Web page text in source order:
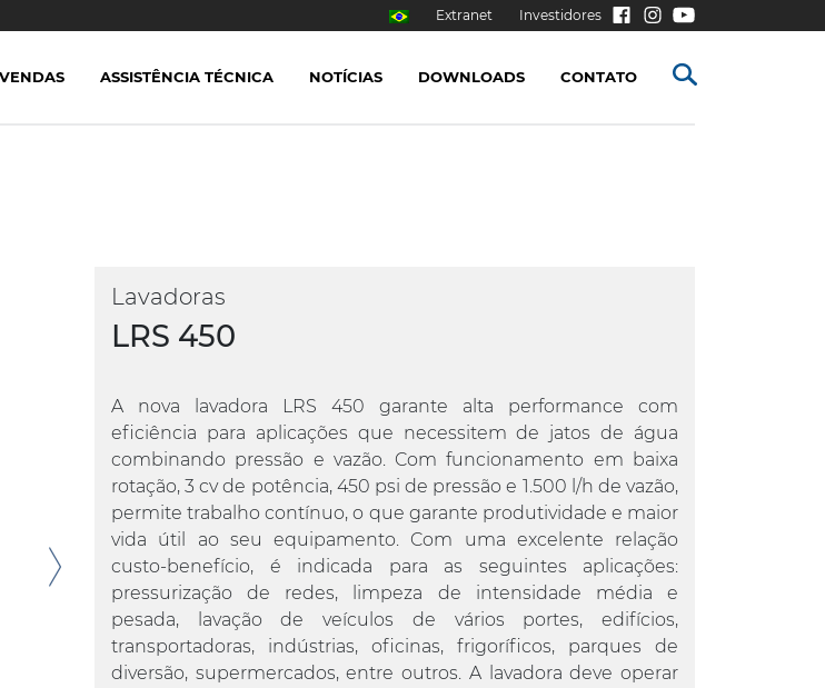
Lavadoras
LRS 450
A nova lavadora LRS 450 garante alta performance com
eficiência para aplicações que necessitem de jatos de água
combinando pressão e vazão. Com funcionamento em baixa
rotação, 3 cv de potência, 450 psi de pressão e 1.500 l/h de vazão,
permite trabalho contínuo, o que garante produtividade e maior
vida útil ao seu equipamento. Com uma excelente relação
custo-benefício, é indicada para as seguintes aplicações:
pressurização de redes, limpeza de intensidade média e
pesada, lavação de veículos de vários portes, edifícios,
transportadoras, indústrias, oficinas, frigoríficos, parques de
diversão, supermercados, entre outros. A lavadora deve operar
Extranet Investidores
ASSISTÊNCIA TÉCNICA NOTÍCIAS DOWNLOADS CONTATO